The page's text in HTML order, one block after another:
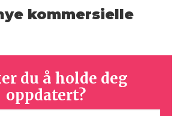
kommersielle
du å holde deg
oppdatert?